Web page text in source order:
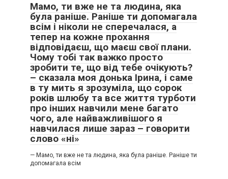
Мамо, ти вже не та людина, яка
була раніше. Раніше ти допомагала
всім і ніколи не сперечалася, а
тепер на кожне прохання
відповідаєш, що маєш свої плани.
Чому тобі так важко просто
зробити те, що від тебе очікують?
– сказала моя донька Ірина, і саме
в ту мить я зрозуміла, що сорок
років шлюбу та все життя турботи
про інших навчили мене багато
чого, але найважливішого я
навчилася лише зараз – говорити
слово «ні»
— Мамо, ти вже не та людина, яка була раніше. Раніше ти
допомагала всім